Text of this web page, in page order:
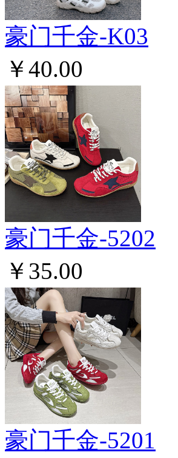
豪门千金-K03
￥40.00
豪门千金-5202
￥35.00
豪门千金-5201